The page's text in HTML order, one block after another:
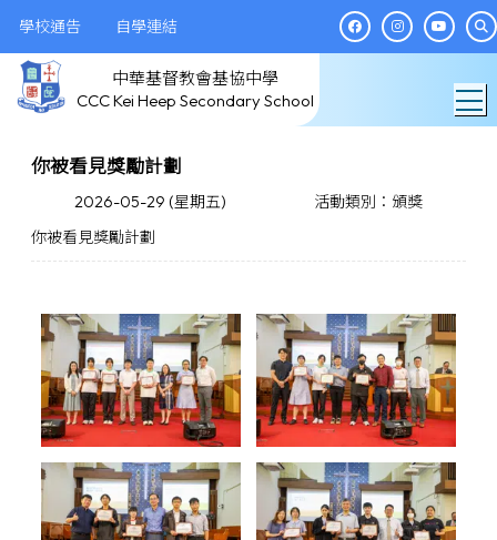
學校通告 自學連結
中華基督教會基協中學
CCC Kei Heep Secondary School
你被看見獎勵計劃
2026-05-29 (星期五)
活動類別：頒獎
你被看見獎勵計劃